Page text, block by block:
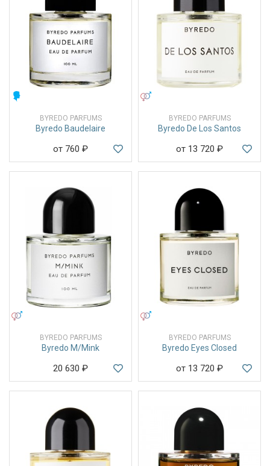
BYREDO PARFUMS
Byredo Baudelaire
от 760 ₽
BYREDO PARFUMS
Byredo De Los Santos
от 13 720 ₽
BYREDO PARFUMS
Byredo M/Mink
20 630 ₽
BYREDO PARFUMS
Byredo Eyes Closed
от 13 720 ₽